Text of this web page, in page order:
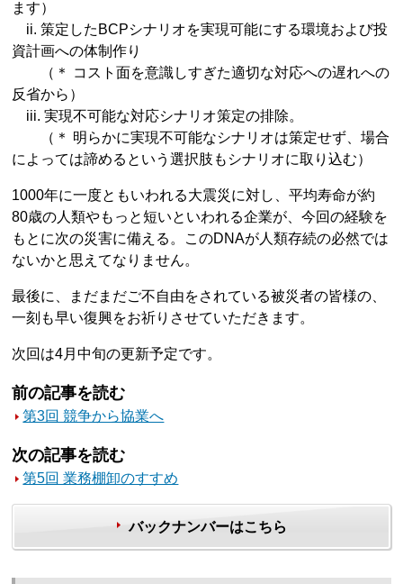
ます）
ii. 策定したBCPシナリオを実現可能にする環境および投
資計画への体制作り
（＊ コスト面を意識しすぎた適切な対応への遅れへの
反省から）
iii. 実現不可能な対応シナリオ策定の排除。
（＊ 明らかに実現不可能なシナリオは策定せず、場合
によっては諦めるという選択肢もシナリオに取り込む）
1000年に一度ともいわれる大震災に対し、平均寿命が約
80歳の人類やもっと短いといわれる企業が、今回の経験を
もとに次の災害に備える。このDNAが人類存続の必然では
ないかと思えてなりません。
最後に、まだまだご不自由をされている被災者の皆様の、
一刻も早い復興をお祈りさせていただきます。
次回は4月中旬の更新予定です。
前の記事を読む
第3回 競争から協業へ
次の記事を読む
第5回 業務棚卸のすすめ
バックナンバーはこちら